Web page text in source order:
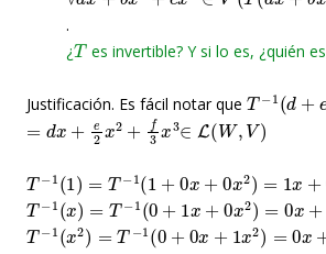
.
¿
T
es invertible? Y si lo es, ¿quién es
Justificación. Es fácil notar que
T− 1 ( d
=dx+e2x2+f3 x3 ∈L(W,V )
T− 1 ( ) −1 1+ + = 1x
T− 1(x) −1 0+1 x +0x 2 =0x+ 2x2 +
T− 1(x2) T−1 0+0 x+1 x 2)= 0x 0x2 +